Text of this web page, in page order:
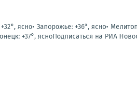
ясно• Запорожье: +36°, ясно•
+37°, ясноПодписаться на РИА